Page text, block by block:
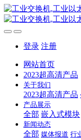
登录 注册
网站首页
2023超高清产品
关于我们
2023超高清产品
产品展示
全部 嵌入式模块
新闻动态
全部 媒体报道 行